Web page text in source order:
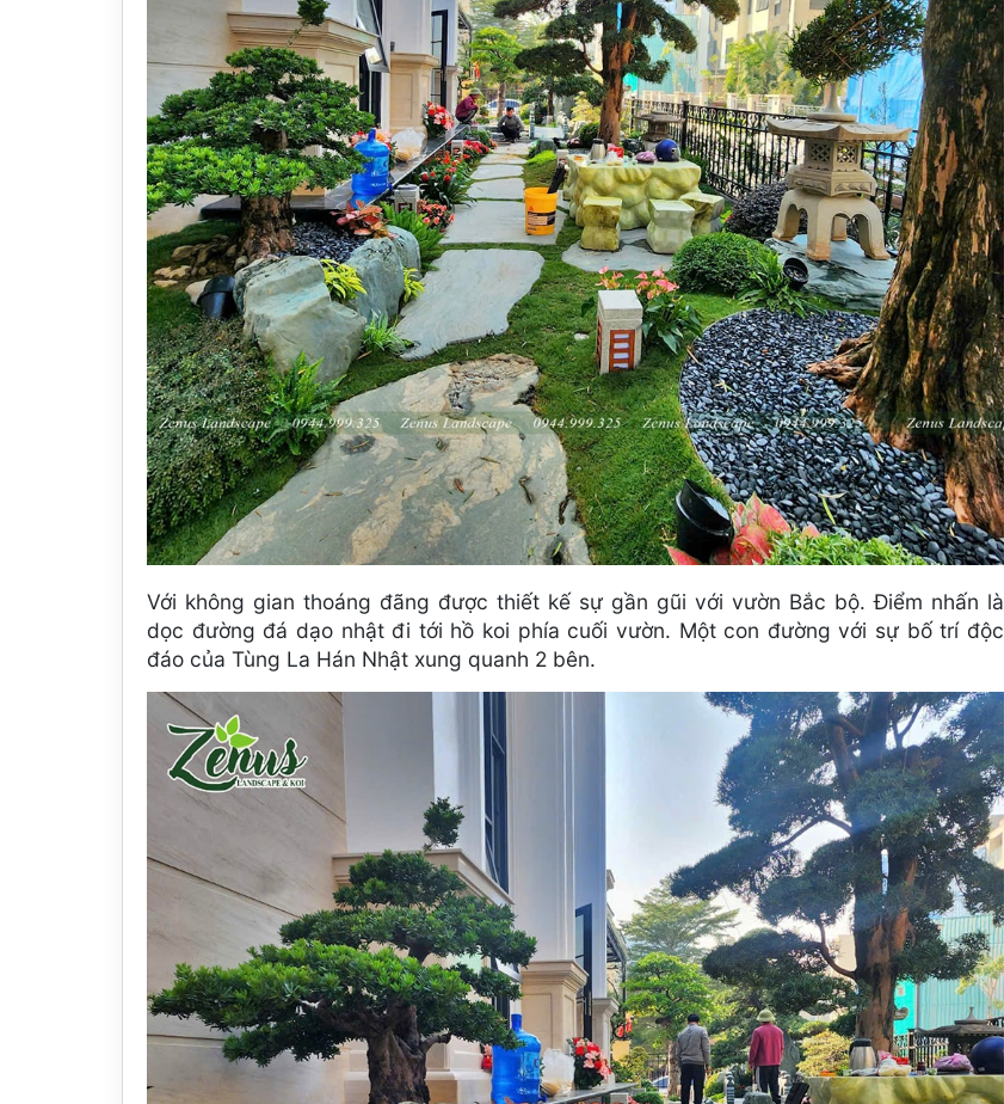
Với không gian thoáng đãng được thiết kế sự gần gũi với vườn Bắc bộ. Điểm nhấn là
dọc đường đá dạo nhật đi tới hồ koi phía cuối vườn. Một con đường với sự bố trí độc
đáo của Tùng La Hán Nhật xung quanh 2 bên.